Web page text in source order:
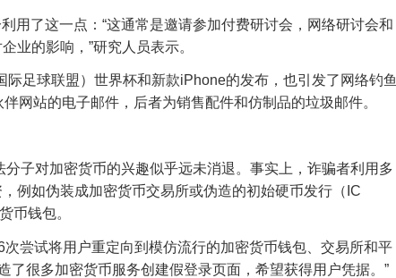
用了这一点：“这通常是邀请参加付费研讨会，网络研讨会和
业的影响，”研究人员表示。
际足球联盟）世界杯和新款iPhone的发布，也引发了网络钓鱼
网站的电子邮件，后者为销售配件和仿制品的垃圾邮件。
分子对加密货币的兴趣似乎远未消退。 事实上，诈骗者利用多
例如伪装成加密货币交易所或伪造的初始硬币发行（IC
币钱包。
尝试将用户重定向到模仿流行的加密货币钱包、交易所和平
了很多加密货币服务创建假登录页面，希望获得用户凭据。”